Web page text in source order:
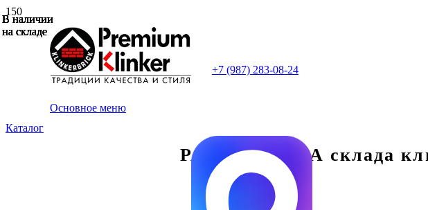
+7 (987) 283-08-24
Основное меню
Каталог
РАСПРОДАЖА склада
В наличии
на складе
В наличии
на складе
В наличии
на складе
В наличии
на складе
В наличии
на складе
В наличии
на складе